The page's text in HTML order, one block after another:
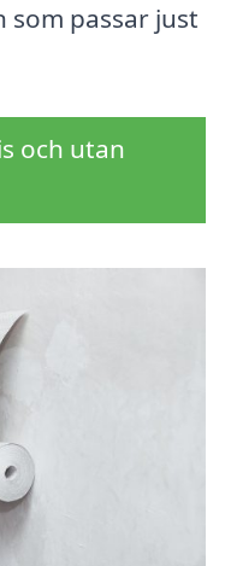
som passar just
och utan